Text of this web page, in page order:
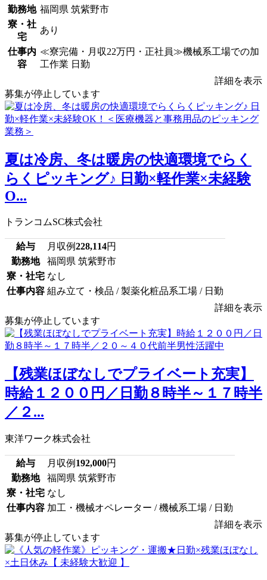
勤務地 福岡県 筑紫野市
寮・社
宅
あり
仕事内
容
≪寮完備・月収22万円・正社員≫機械系工場での加
工作業 日勤
詳細を表示
募集が停止しています
夏は冷房、冬は暖房の快適環境でらく
らくピッキング♪ 日勤×軽作業×未経験
O...
トランコムSC株式会社
給与 月収例228,114円
勤務地
福岡県 筑紫野市
寮・社宅 なし
仕事内容 組み立て・検品 / 製薬化粧品系工場 / 日勤
詳細を表示
募集が停止しています
【残業ほぼなしでプライベート充実】
時給１２００円／日勤８時半～１７時半
／２...
東洋ワーク株式会社
給与 月収例 192,000円
勤務地
福岡県 筑紫野市
寮・社宅 なし
仕事内容 加工・機械オペレーター / 機械系工場 / 日勤
詳細を表示
募集が停止しています